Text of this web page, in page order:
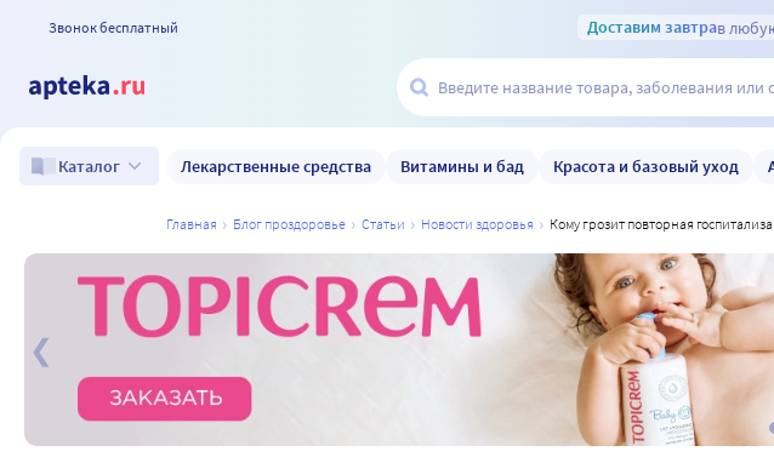
Звонок бесплатный Доставим завтрав
Каталог Лекарственные средства Витамины и бад Красота и базовый уход
главная блог проздоровье статьи новости здоровья кому грозит повторная